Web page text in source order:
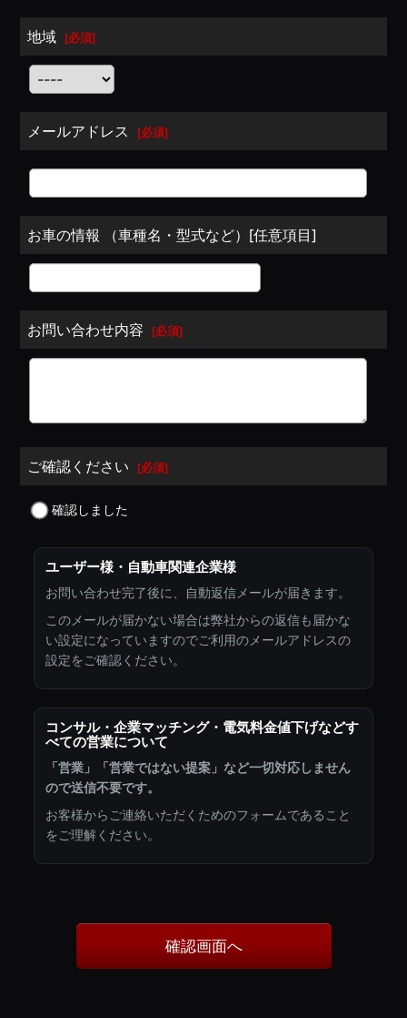
地域 [必須]
メールアドレス [必須]
お車の情報 （車種名・型式など）[任意項目]
お問い合わせ内容 [必須]
ご確認ください [必須]
確認しました
ユーザー様・自動車関連企業様
お問い合わせ完了後に、自動返信メールが届きます。
このメールが届かない場合は弊社からの返信も届かな
い設定になっていますのでご利用のメールアドレスの
設定をご確認ください。
コンサル・企業マッチング・電気料金値下げなどす
べての営業について
「営業」「営業ではない提案」など一切対応しません
ので送信不要です。
お客様からご連絡いただくためのフォームであること
をご理解ください。
確認画面へ